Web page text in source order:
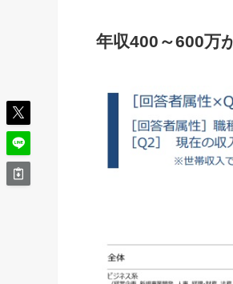
年収400～600万